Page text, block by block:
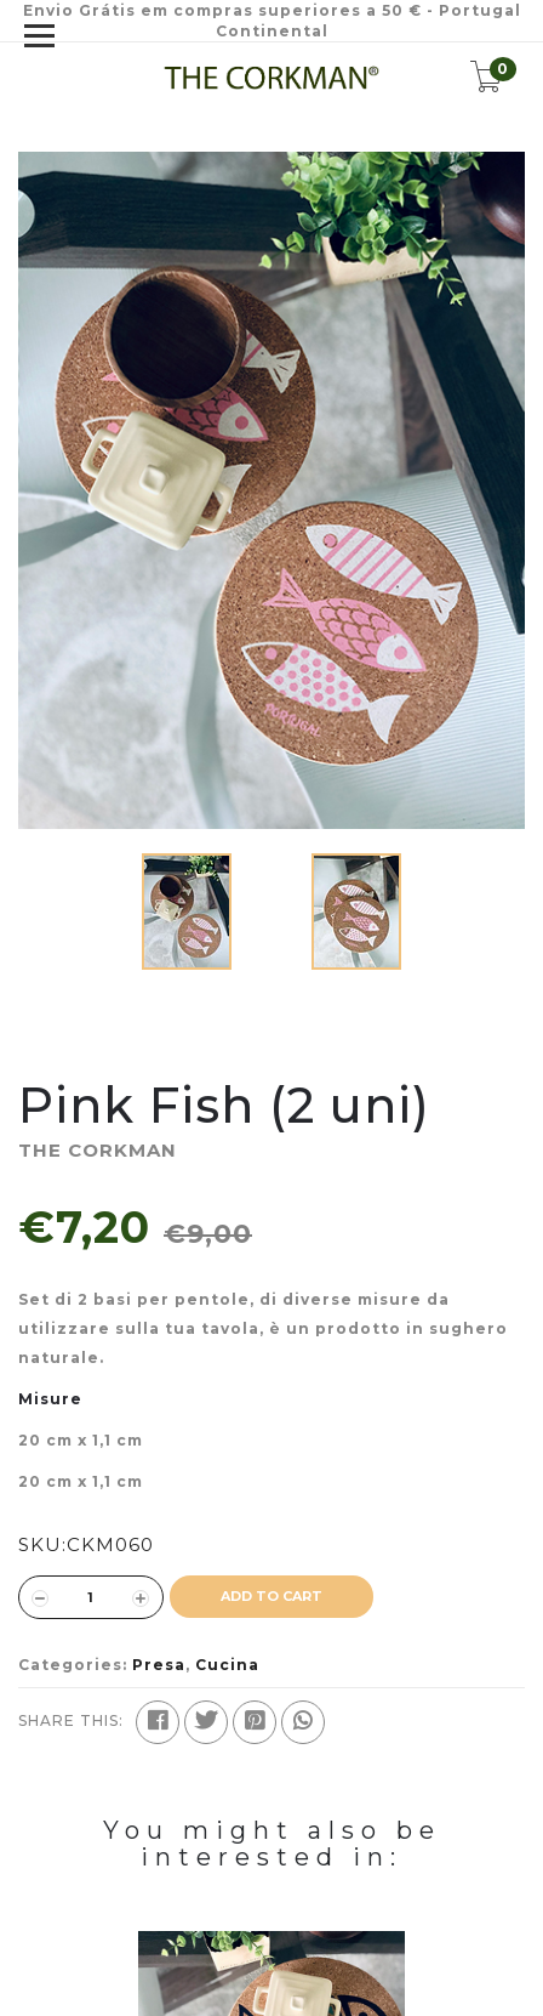
Envio Grátis em compras superiores a 50 € - Portugal
Continental
0
Pink Fish (2 uni)
THE CORKMAN
€7,20 €9,00
Set di 2 basi per pentole, di diverse misure da
utilizzare sulla tua tavola, è un prodotto in sughero
naturale.
Misure
20 cm x 1,1 cm
20 cm x 1,1 cm
SKU:CKM060
ADD TO CART
Categories: Presa , Cucina
SHARE THIS:
You might also be
interested in: